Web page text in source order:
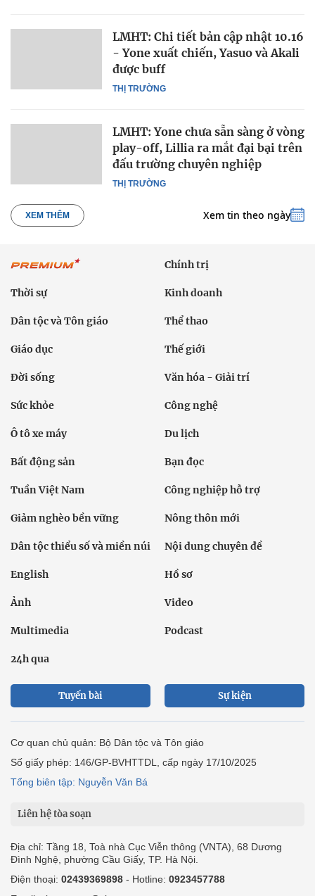
THỊ TRƯỜNG
LMHT: Chi tiết bản cập nhật 10.16
- Yone xuất chiến, Yasuo và Akali
được buff
THỊ TRƯỜNG
LMHT: Yone chưa sẵn sàng ở vòng
play-off, Lillia ra mắt đại bại trên
đấu trường chuyên nghiệp
XEM THÊM Xem tin theo ngày
Chính trị
Thời sự Kinh doanh
Dân tộc và Tôn giáo Thể thao
Giáo dục Thế giới
Đời sống Văn hóa - Giải trí
Sức khỏe Công nghệ
Ô tô xe máy Du lịch
Bất động sản Bạn đọc
Tuần Việt Nam Công nghiệp hỗ trợ
Giảm nghèo bền vững Nông thôn mới
Dân tộc thiểu số và miền núi Nội dung chuyên đề
English Hồ sơ
Ảnh Video
Multimedia Podcast
24h qua
Tuyến bài Sự kiện
Cơ quan chủ quản: Bộ Dân tộc và Tôn giáo
Số giấy phép: 146/GP-BVHTTDL, cấp ngày 17/10/2025
Tổng biên tập: Nguyễn Văn Bá
Liên hệ tòa soạn
Địa chỉ: Tầng 18, Toà nhà Cục Viễn thông (VNTA), 68 Dương
Đình Nghệ, phường Cầu Giấy, TP. Hà Nội.
Điện thoại: 02439369898 - Hotline: 0923457788